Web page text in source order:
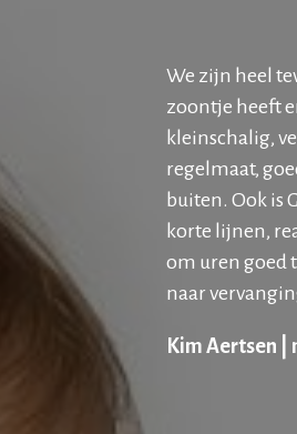
We zijn heel
zoontje heeft
kleinschalig,
regelmaat,
buiten. Ook is
korte lijnen,
om uren goed
naar
Kim Aertsen |